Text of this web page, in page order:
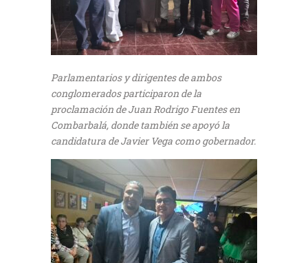
Parlamentarios y dirigentes de ambos
conglomerados participaron de la
proclamación de Juan Rodrigo Fuentes en
Combarbalá, donde también se apoyó la
candidatura de Javier Vega como gobernador.